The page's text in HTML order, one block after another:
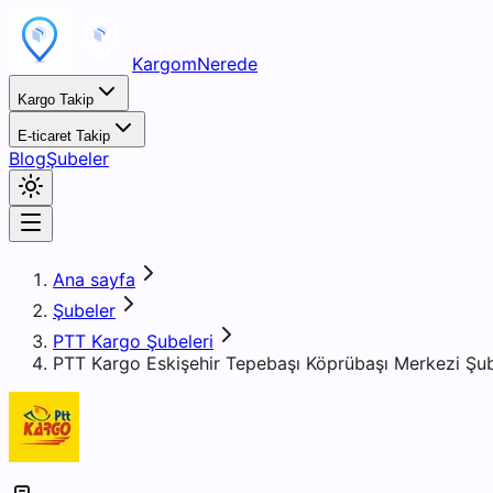
KargomNerede
Kargo Takip
E-ticaret Takip
BlogŞubeler
Ana sayfa
Şubeler
PTT Kargo Şubeleri
PTT Kargo Eskişehir Tepebaşı Köprübaşı Merkezi